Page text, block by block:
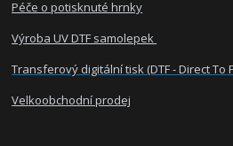
Péče o potisknuté hrnky
Výroba UV DTF samolepek
Transferový digitální tisk (DTF - Direct To
Velkoobchodní prodej